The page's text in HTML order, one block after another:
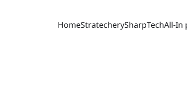
HomeStratecherySharpTechAll-In